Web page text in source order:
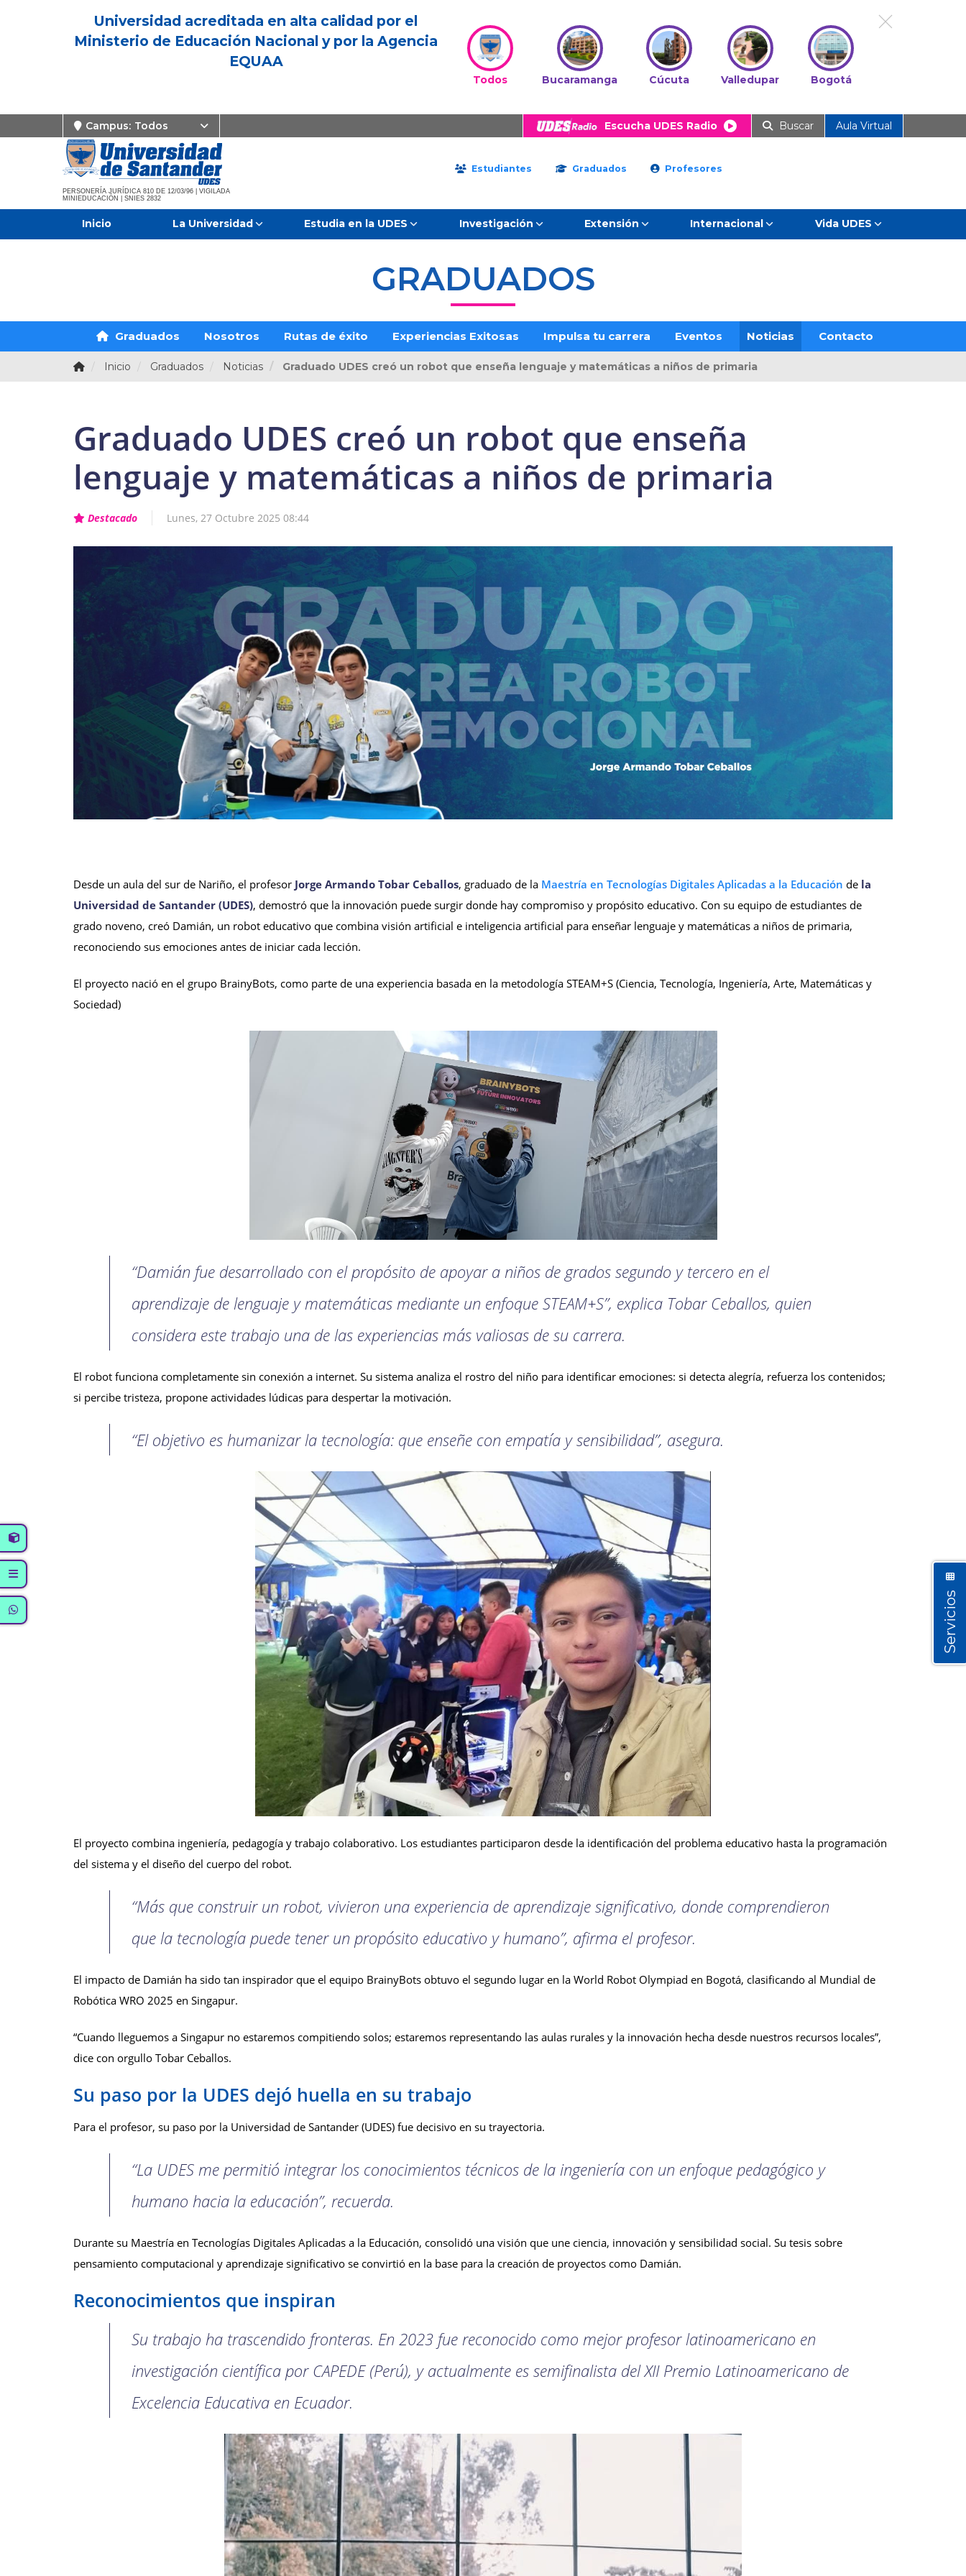
Universidad acreditada en alta calidad por el
Ministerio de Educación Nacional y por la Agencia
EQUAA
Todos Bucaramanga Cúcuta Valledupar Bogotá
Campus: Todos Escucha UDES Radio Buscar Aula Virtual
PERSONERÍA JURÍDICA 810 DE 12/03/96 | VIGILADA
MINIEDUCACIÓN | SNIES 2832
Estudiantes Graduados Profesores
Inicio La Universidad Estudia en la UDES Investigación Extensión Internacional Vida UDES
GRADUADOS
Graduados Nosotros Rutas de éxito Experiencias Exitosas Impulsa tu carrera Eventos Noticias Contacto
Inicio Graduados Noticias Graduado UDES creó un robot que enseña lenguaje y matemáticas a niños de primaria
Graduado UDES creó un robot que enseña
lenguaje y matemáticas a niños de primaria
Destacado Lunes, 27 Octubre 2025 08:44
Desde un aula del sur de Nariño, el profesor Jorge Armando Tobar Ceballos, graduado de la Maestría en Tecnologías Digitales Aplicadas a la Educación de la
Universidad de Santander (UDES), demostró que la innovación puede surgir donde hay compromiso y propósito educativo. Con su equipo de estudiantes de
grado noveno, creó Damián, un robot educativo que combina visión artificial e inteligencia artificial para enseñar lenguaje y matemáticas a niños de primaria,
reconociendo sus emociones antes de iniciar cada lección.
El proyecto nació en el grupo BrainyBots, como parte de una experiencia basada en la metodología STEAM+S (Ciencia, Tecnología, Ingeniería, Arte, Matemáticas y
Sociedad)
“Damián fue desarrollado con el propósito de apoyar a niños de grados segundo y tercero en el
aprendizaje de lenguaje y matemáticas mediante un enfoque STEAM+S”, explica Tobar Ceballos, quien
considera este trabajo una de las experiencias más valiosas de su carrera.
El robot funciona completamente sin conexión a internet. Su sistema analiza el rostro del niño para identificar emociones: si detecta alegría, refuerza los contenidos;
si percibe tristeza, propone actividades lúdicas para despertar la motivación.
“El objetivo es humanizar la tecnología: que enseñe con empatía y sensibilidad”, asegura.
El proyecto combina ingeniería, pedagogía y trabajo colaborativo. Los estudiantes participaron desde la identificación del problema educativo hasta la programación
del sistema y el diseño del cuerpo del robot.
“Más que construir un robot, vivieron una experiencia de aprendizaje significativo, donde comprendieron
que la tecnología puede tener un propósito educativo y humano”, afirma el profesor.
El impacto de Damián ha sido tan inspirador que el equipo BrainyBots obtuvo el segundo lugar en la World Robot Olympiad en Bogotá, clasificando al Mundial de
Robótica WRO 2025 en Singapur.
“Cuando lleguemos a Singapur no estaremos compitiendo solos; estaremos representando las aulas rurales y la innovación hecha desde nuestros recursos locales”,
dice con orgullo Tobar Ceballos.
Su paso por la UDES dejó huella en su trabajo
Para el profesor, su paso por la Universidad de Santander (UDES) fue decisivo en su trayectoria.
“La UDES me permitió integrar los conocimientos técnicos de la ingeniería con un enfoque pedagógico y
humano hacia la educación”, recuerda.
Durante su Maestría en Tecnologías Digitales Aplicadas a la Educación, consolidó una visión que une ciencia, innovación y sensibilidad social. Su tesis sobre
pensamiento computacional y aprendizaje significativo se convirtió en la base para la creación de proyectos como Damián.
Reconocimientos que inspiran
Su trabajo ha trascendido fronteras. En 2023 fue reconocido como mejor profesor latinoamericano en
investigación científica por CAPEDE (Perú), y actualmente es semifinalista del XII Premio Latinoamericano de
Excelencia Educativa en Ecuador.
Servicios